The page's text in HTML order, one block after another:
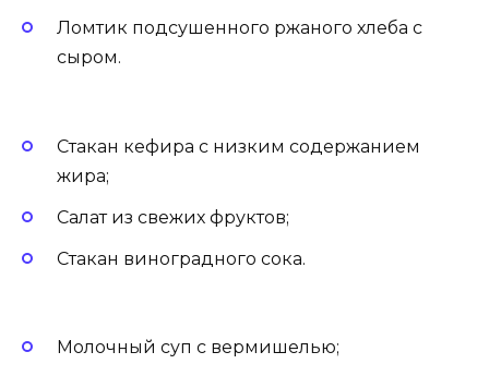
Ломтик подсушенного ржаного хлеба с
сыром.
Стакан кефира с низким содержанием
жира;
Салат из свежих фруктов;
Стакан виноградного сока.
Молочный суп с вермишелью;